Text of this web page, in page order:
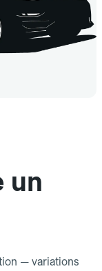
un
— variations